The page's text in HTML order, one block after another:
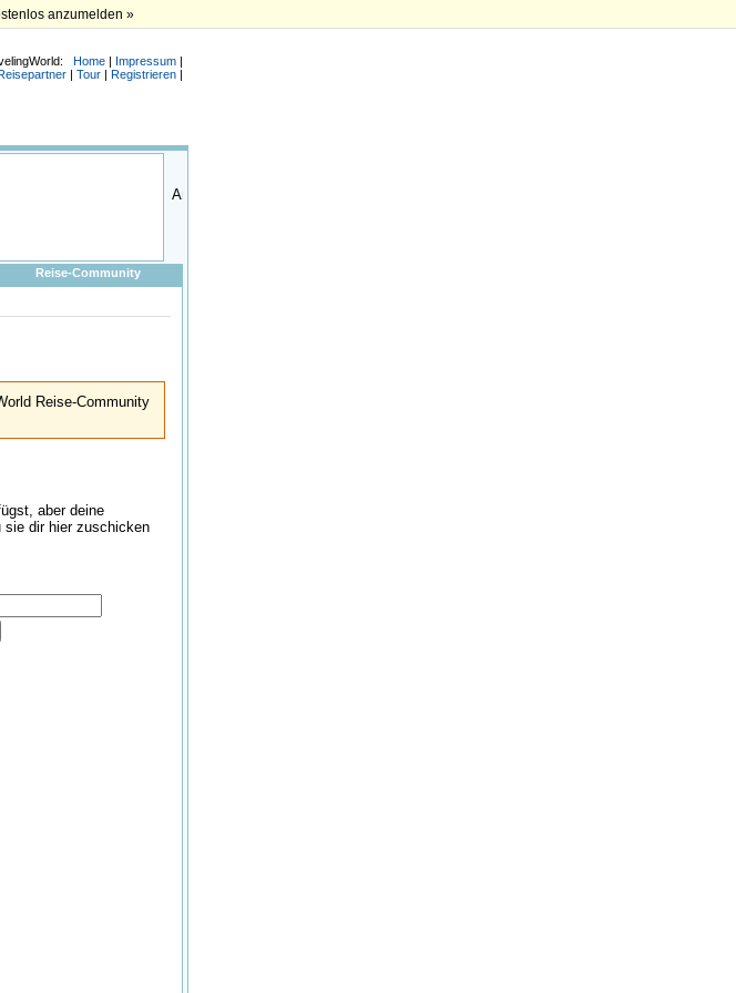
anzumelden »
Home | Impressum |
| Tour | Registrieren |
Reise-Community
Reise-Community
aber deine
sie dir hier zuschicken